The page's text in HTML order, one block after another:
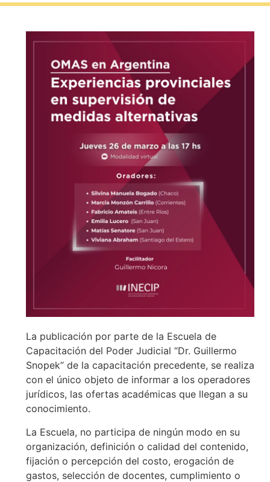
La publicación por parte de la Escuela de
Capacitación del Poder Judicial “Dr. Guillermo
Snopek” de la capacitación precedente, se realiza
con el único objeto de informar a los operadores
jurídicos, las ofertas académicas que llegan a su
conocimiento.
La Escuela, no participa de ningún modo en su
organización, definición o calidad del contenido,
fijación o percepción del costo, erogación de
gastos, selección de docentes, cumplimiento o